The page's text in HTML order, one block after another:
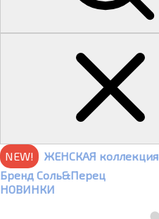
NEW!
ЖЕНСКАЯ коллекция
Бренд Соль&Перец
НОВИНКИ